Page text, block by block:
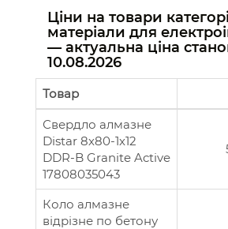
Ціни на товари
матеріали для
— актуальна ціна
10.08.2026
Товар
Свердло алмазне
Distar 8х80-1х12
DDR-B Granite Active
17808035043
Коло алмазне
відрізне по бетону